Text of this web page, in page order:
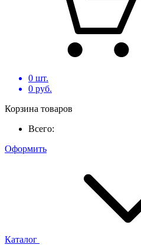
0 шт.
0 руб.
Корзина товаров
Всего:
Оформить
Каталог